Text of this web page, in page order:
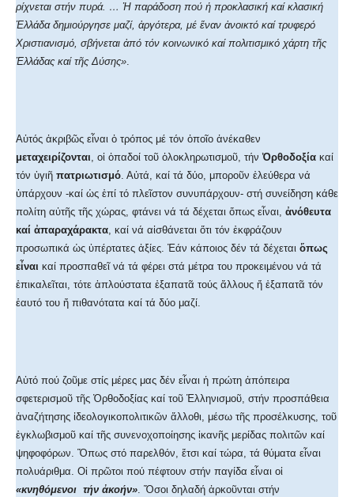
ρίχνεται στήν πυρά. … Ἡ παράδοση πού ἡ προκλασική καί κλασική
Ἑλλάδα δημιούργησε μαζί, ἀργότερα, μέ ἕναν ἀνοικτό καί τρυφερό
Χριστιανισμό, σβήνεται ἀπό τόν κοινωνικό καί πολιτισμικό χάρτη τῆς
Ἑλλάδας καί τῆς Δύσης».
Αὐτός ἀκριβῶς εἶναι ὁ τρόπος μέ τόν ὁποῖο ἀνέκαθεν
μεταχειρίζονται, οἱ ὀπαδοί τοῦ ὁλοκληρωτισμοῦ, τήνὈρθοδοξία καί
τόν ὑγιῆ πατριωτισμό. Αὐτά, καί τά δύο, μποροῦν ἐλεύθερα νά
ὑπάρχουν -καί ὡς ἐπί τό πλεῖστον συνυπάρχουν- στή συνείδηση κάθε
πολίτη αὐτῆς τῆς χώρας, φτάνει νά τά δέχεται ὅπως εἶναι, ἀνόθευτα
καί ἀπαραχάρακτα, καί νά αἰσθάνεται ὅτι τόν ἐκφράζουν
προσωπικά ὡς ὑπέρτατες ἀξίες. Ἐάν κάποιος δέν τά δέχεται ὅπως
εἶναι καί προσπαθεῖ νά τά φέρει στά μέτρα του προκειμένου νά τά
ἐπικαλεῖται, τότε ἁπλούστατα ἐξαπατᾶ τούς ἄλλους ἤ ἐξαπατᾶ τόν
ἑαυτό του ἤ πιθανότατα καί τά δύο μαζί.
Αὐτό πού ζοῦμε στίς μέρες μας δέν εἶναι ἡ πρώτη ἀπόπειρα
σφετερισμοῦ τῆς Ὀρθοδοξίας καί τοῦ Ἑλληνισμοῦ, στήν προσπάθεια
ἀναζήτησης ἰδεολογικοπολιτικῶν ἄλλοθι, μέσω τῆς προσέλκυσης, τοῦ
ἐγκλωβισμοῦ καί τῆς συνενοχοποίησης ἱκανῆς μερίδας πολιτῶν καί
ψηφοφόρων. Ὅπως στό παρελθόν, ἔτσι καί τώρα, τά θύματα εἶναι
πολυάριθμα. Οἱ πρῶτοι πού πέφτουν στήν παγίδα εἶναι οἱ
«κνηθόμενοι τήν ἀκοήν». Ὅσοι δηλαδή ἀρκοῦνται στήν